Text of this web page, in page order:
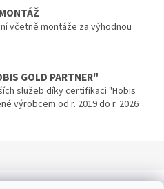
včetně montáže za výhodnou
GOLD PARTNER"
služeb díky certifikaci "Hobis
výrobcem od r. 2019 do r. 2026